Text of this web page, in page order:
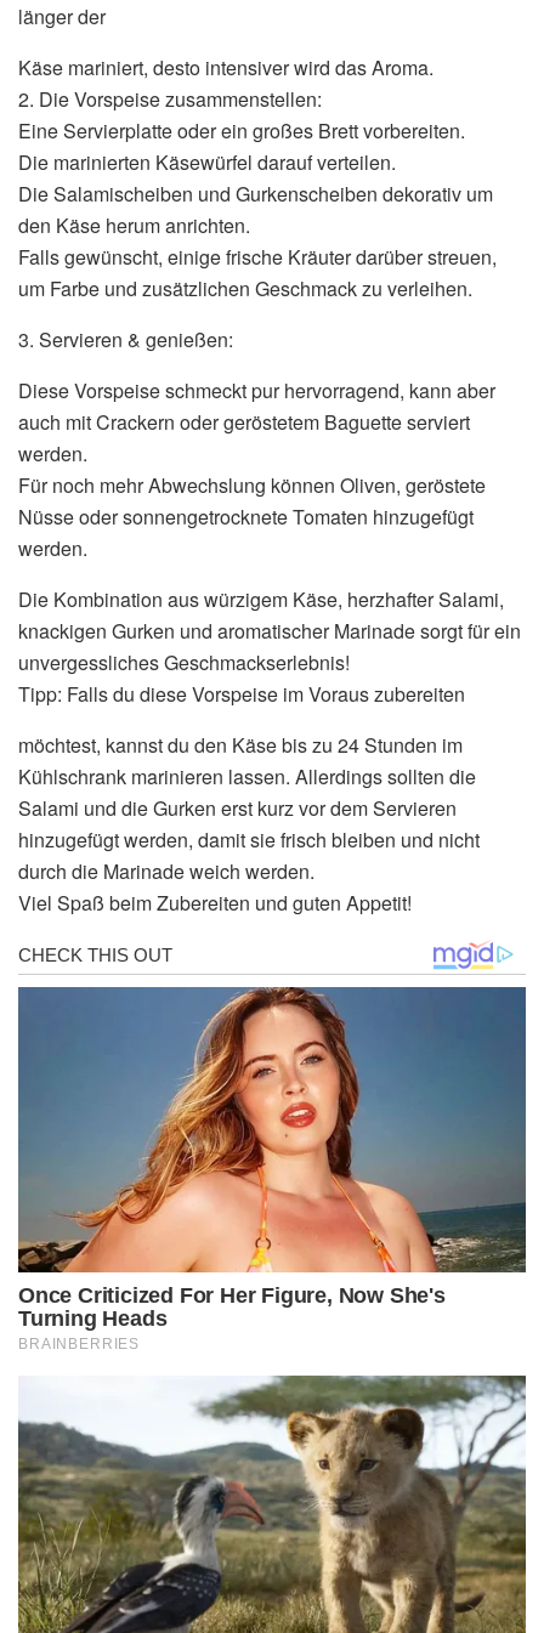
länger der
Käse mariniert, desto intensiver wird das Aroma.
2. Die Vorspeise zusammenstellen:
Eine Servierplatte oder ein großes Brett vorbereiten.
Die marinierten Käsewürfel darauf verteilen.
Die Salamischeiben und Gurkenscheiben dekorativ um
den Käse herum anrichten.
Falls gewünscht, einige frische Kräuter darüber streuen,
um Farbe und zusätzlichen Geschmack zu verleihen.
3. Servieren & genießen:
Diese Vorspeise schmeckt pur hervorragend, kann aber
auch mit Crackern oder geröstetem Baguette serviert
werden.
Für noch mehr Abwechslung können Oliven, geröstete
Nüsse oder sonnengetrocknete Tomaten hinzugefügt
werden.
Die Kombination aus würzigem Käse, herzhafter Salami,
knackigen Gurken und aromatischer Marinade sorgt für ein
unvergessliches Geschmackserlebnis!
Tipp: Falls du diese Vorspeise im Voraus zubereiten
möchtest, kannst du den Käse bis zu 24 Stunden im
Kühlschrank marinieren lassen. Allerdings sollten die
Salami und die Gurken erst kurz vor dem Servieren
hinzugefügt werden, damit sie frisch bleiben und nicht
durch die Marinade weich werden.
Viel Spaß beim Zubereiten und guten Appetit!